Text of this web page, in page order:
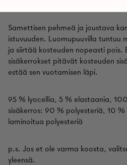
Samettisen pehmeä ja joustava
istuvuuden. Luomupuuvilla tuntuu
ja siirtää kosteuden nopeasti pois.
sisäkerrokset pitävät kosteuden
estää sen vuotamisen läpi.
95 % lyocellia, 5 % elastaania,
sisäkerros: 90 % polyesteriä, 10
laminoitua polyesteriä
p.s. Jos et ole varma koosta,
yleensä.